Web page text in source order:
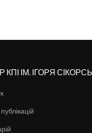
КПІ ІМ. ІГОРЯ